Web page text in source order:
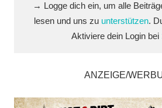
→ Logge dich ein, um alle
lesen und uns zu unterstützen.
Aktiviere dein Login bei
ANZEIGE/